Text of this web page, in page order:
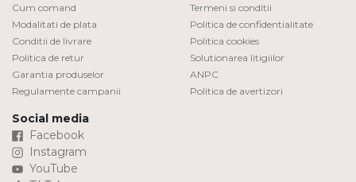
Cum comand
Modalitati de plata
Conditii de livrare
Politica de retur
Garantia produselor
Regulamente campanii
Termeni si conditii
Politica de confidentialitate
Politica cookies
Solutionarea litigiilor
ANPC
Politica de avertizori
Social media
Facebook
Instagram
YouTube